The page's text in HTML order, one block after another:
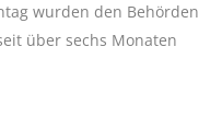
wurden den Behörden
über sechs Monaten